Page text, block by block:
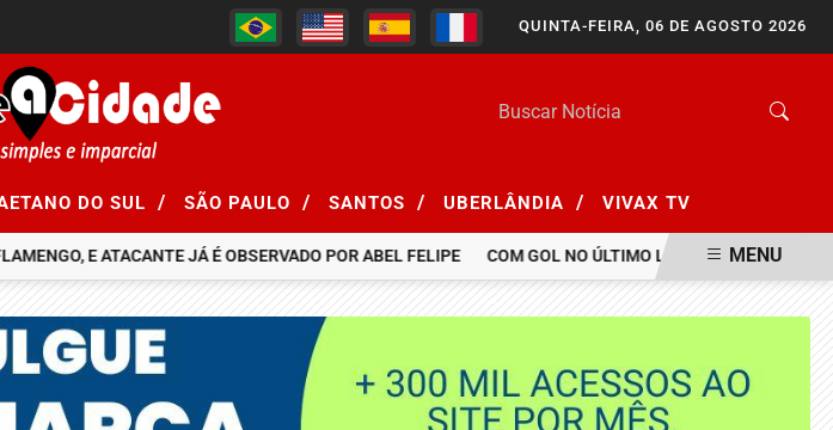
QUINTA-FEIRA, 06 DE AGOSTO 2026
DO SUL / SÃO PAULO / SANTOS / UBERLÂNDIA / VIVAX TV
E ATACANTE JÁ É OBSERVADO POR ABEL FELIPE COM GOL NO ÚLTIMO LANCE, BOTAFOGO
MENU